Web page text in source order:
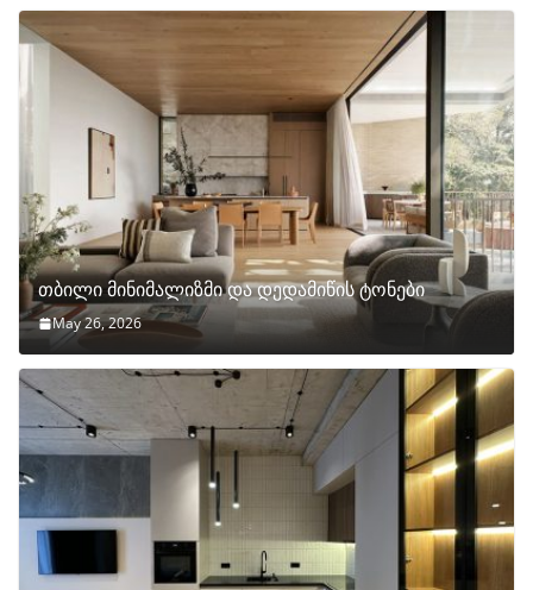
თბილი მინიმალიზმი და დედამიწის ტონები
May 26, 2026